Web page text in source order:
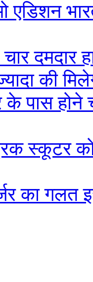
एडिशन
दमदार
की
के पास होने
स्कूटर को
का गलत